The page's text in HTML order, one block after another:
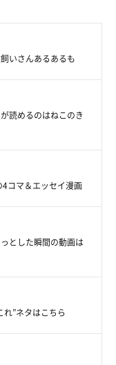
手をパーにしてつか
ー動画でぜひご覧く
いさんあるあるも
読めるのはねこのき
4コマ＆エッセイ漫画
とした瞬間の動画は
”ネタはこちら